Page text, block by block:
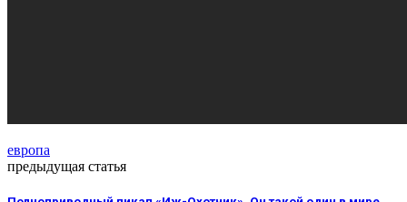
европа
предыдущая статья